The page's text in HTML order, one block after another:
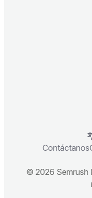
Contáctanos
© 2026 Semrush